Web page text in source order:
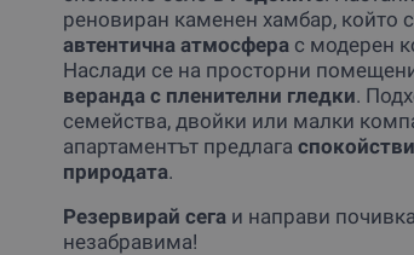
реновиран каменен хамбар, който
автентична атмосфера с модерен
Наслади се на просторни
веранда с пленителни гледки.
семейства, двойки или малки
апартаментът предлага
природата.
Резервирай сега и направи
незабравима!